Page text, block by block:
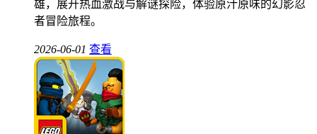
雄，展开热血激战与解谜探险，体验原汁原味的幻影忍
者冒险旅程。
2026-06-01 查看